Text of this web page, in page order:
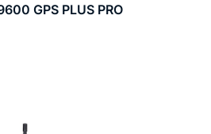
GPS PLUS PRO